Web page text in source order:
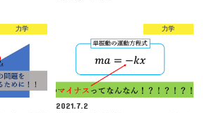
力学 力学
2021.7.2